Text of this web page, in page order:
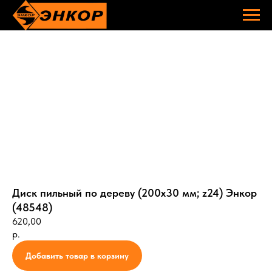
Диск пильный по дереву (200х30 мм; z24) Энкор
(48548)
620,00
р.
Добавить товар в корзину